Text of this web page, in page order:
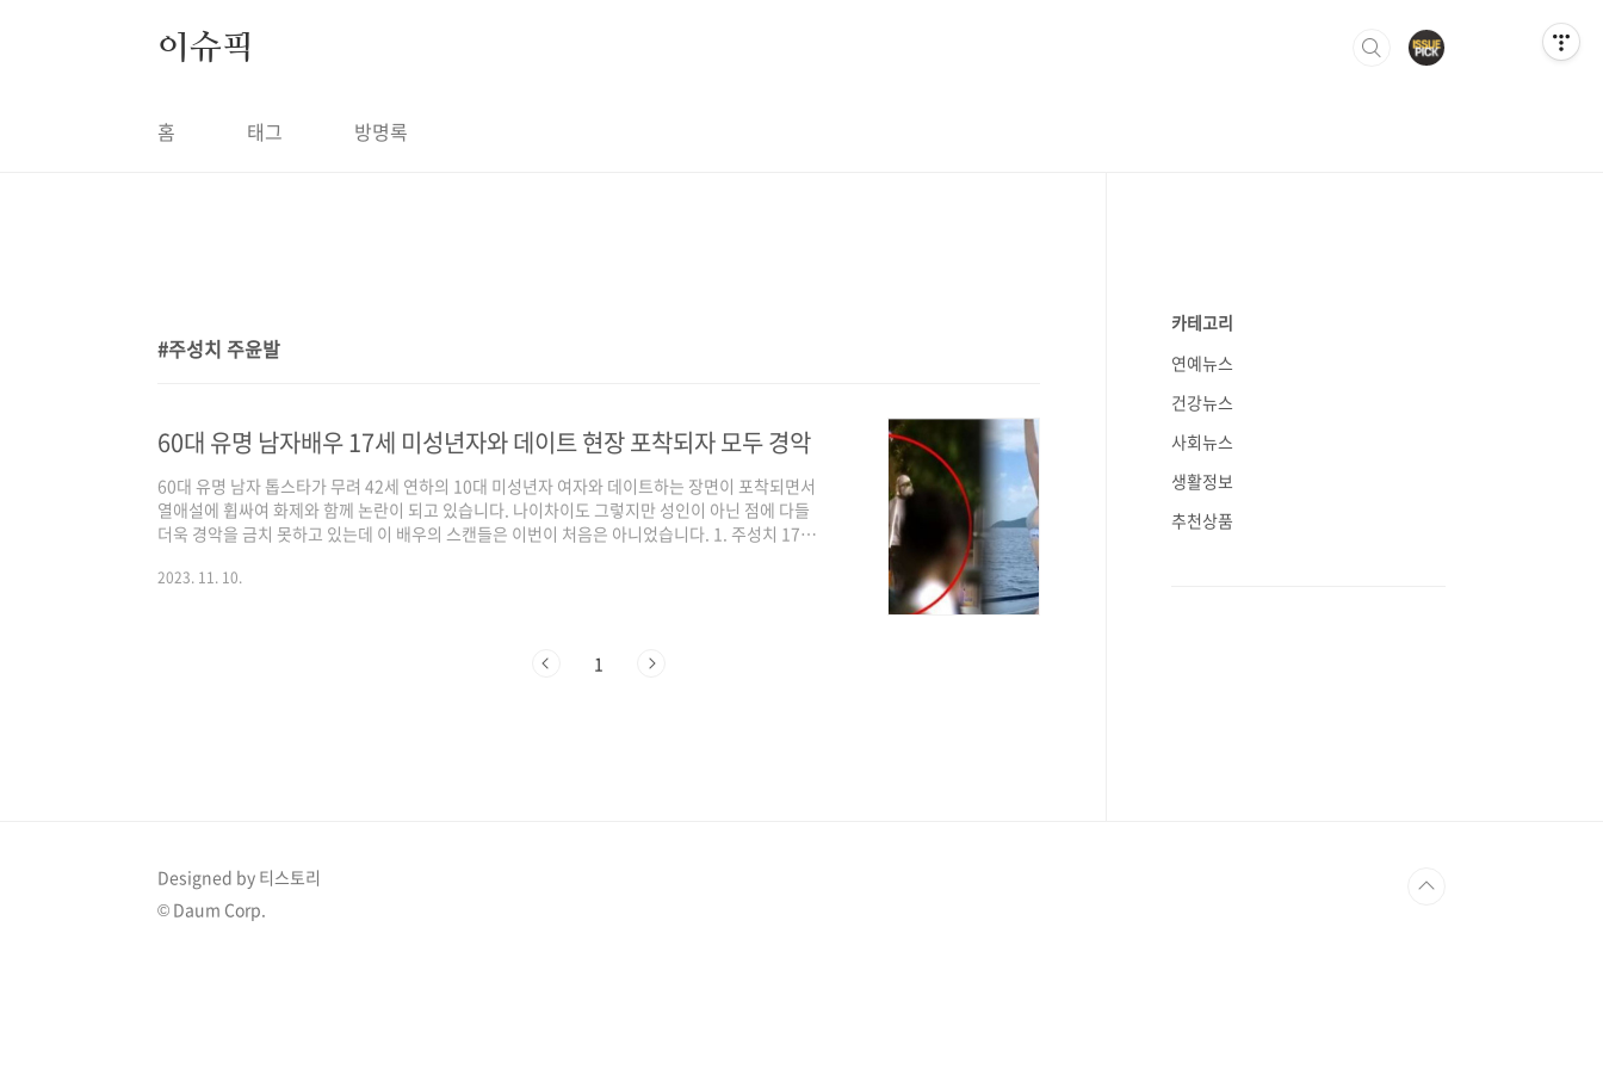
이슈픽
홈 태그 방명록
주성치 주윤발
60대 유명 남자배우 17세 미성년자와 데이트 현장 포착되자 모두 경악
60대 유명 남자 톱스타가 무려 42세 연하의 10대 미성년자 여자와 데이트하는 장면이 포착되면서
열애설에 휩싸여 화제와 함께 논란이 되고 있습니다. 나이차이도 그렇지만 성인이 아닌 점에 다들
더욱 경악을 금치 못하고 있는데 이 배우의 스캔들은 이번이 처음은 아니었습니다. 1. 주성치 17세
이 포착되면서 논란이 되었는데 현지 매체에 따르면, 최근 주성치는 17세 소녀와 요트를 이용해 물
2023. 11. 10.
1
카테고리
연예뉴스
건강뉴스
사회뉴스
생활정보
추천상품
Designed by 티스토리
© Daum Corp.